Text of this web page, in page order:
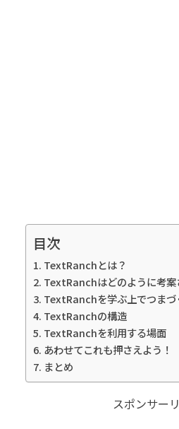
目次
TextRanchとは？
TextRanchはどのように考案
TextRanchを学ぶ上でつまづ
TextRanchの構造
TextRanchを利用する場面
あわせてこれも押さえよう！
まとめ
スポンサー